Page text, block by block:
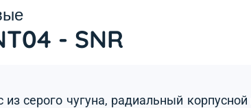
- SNR
из серого чугуна, радиальный